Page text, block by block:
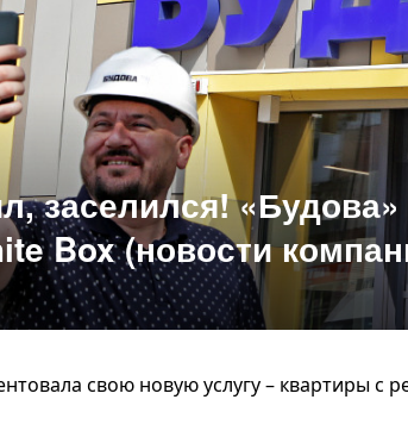
заселился!
Box (новости
свою новую услугу – квартиры с